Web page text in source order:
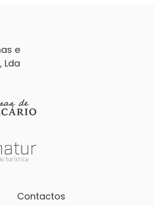
e
Lda
Contactos